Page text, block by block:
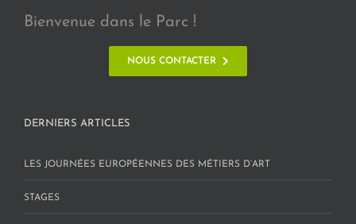
Bienvenue dans le Parc !
NOUS CONTACTER
DERNIERS ARTICLES
LES JOURNÉES EUROPÉENNES DES MÉTIERS D’ART
STAGES